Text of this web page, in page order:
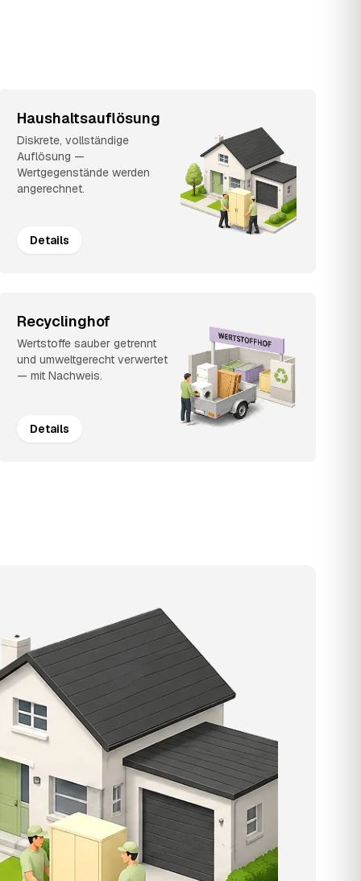
Haushaltsauflösung
Diskrete, vollständige
Auflösung —
Wertgegenstände werden
angerechnet.
Details
Recyclinghof
Wertstoffe sauber getrennt
und umweltgerecht verwertet
— mit Nachweis.
Details